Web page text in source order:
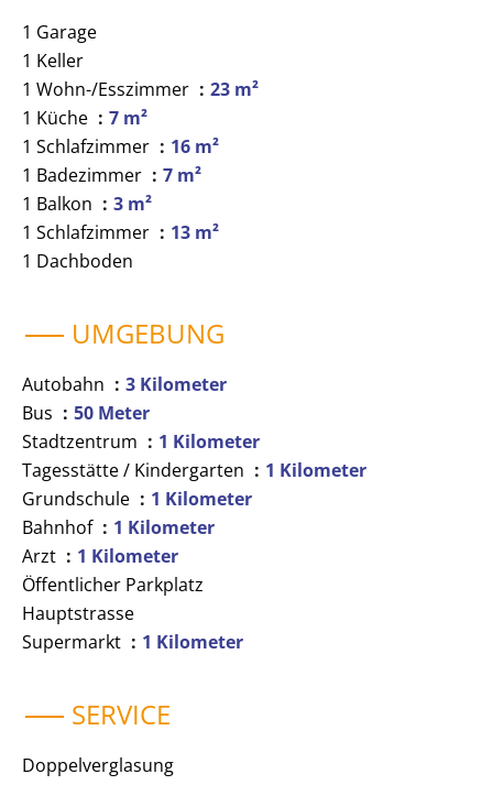
1 Garage
1 Keller
1 Wohn-/Esszimmer
23 m²
1 Küche
7 m²
1 Schlafzimmer
16 m²
1 Badezimmer
7 m²
1 Balkon
3 m²
1 Schlafzimmer
13 m²
1 Dachboden
UMGEBUNG
Autobahn
3 Kilometer
Bus
50 Meter
Stadtzentrum
1 Kilometer
Tagesstätte / Kindergarten
1 Kilometer
Grundschule
1 Kilometer
Bahnhof
1 Kilometer
Arzt
1 Kilometer
Öffentlicher Parkplatz
Hauptstrasse
Supermarkt
1 Kilometer
SERVICE
Doppelverglasung